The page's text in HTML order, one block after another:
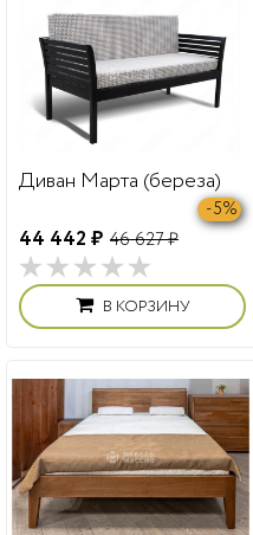
Диван Марта (береза)
44 442 ₽ 46 627 ₽
-5%
В КОРЗИНУ